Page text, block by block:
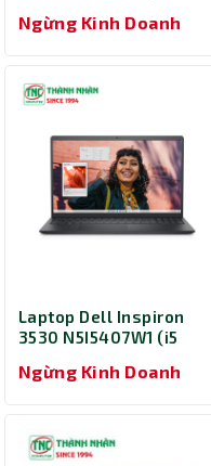
512GB/ Windows 11/
Ngừng Kinh Doanh
Laptop Dell Inspiron
3530 N5I5407W1 (i5
512GB KYHD/ Windows
Ngừng Kinh Doanh